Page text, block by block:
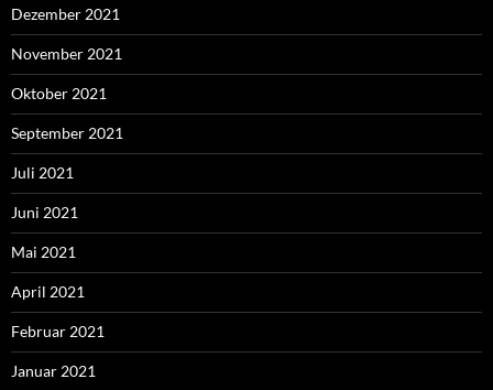
Dezember 2021
November 2021
Oktober 2021
September 2021
Juli 2021
Juni 2021
Mai 2021
April 2021
Februar 2021
Januar 2021